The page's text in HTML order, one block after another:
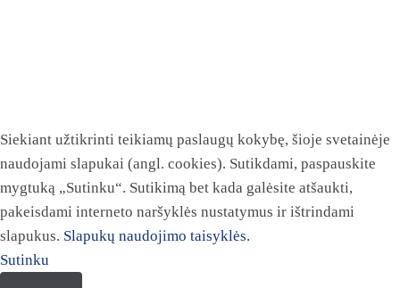
Siekiant užtikrinti teikiamų paslaugų kokybę, šioje svetainėje
naudojami slapukai (angl. cookies). Sutikdami, paspauskite
mygtuką „Sutinku“. Sutikimą bet kada galėsite atšaukti,
pakeisdami interneto naršyklės nustatymus ir ištrindami
slapukus. Slapukų naudojimo taisyklės.
Sutinku